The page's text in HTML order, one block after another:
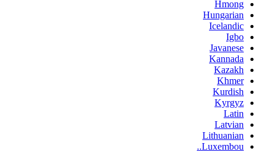
Hmong
Hungarian
Icelandic
Igbo
Javanese
Kannada
Kazakh
Khmer
Kurdish
Kyrgyz
Latin
Latvian
Lithuanian
Luxembou..